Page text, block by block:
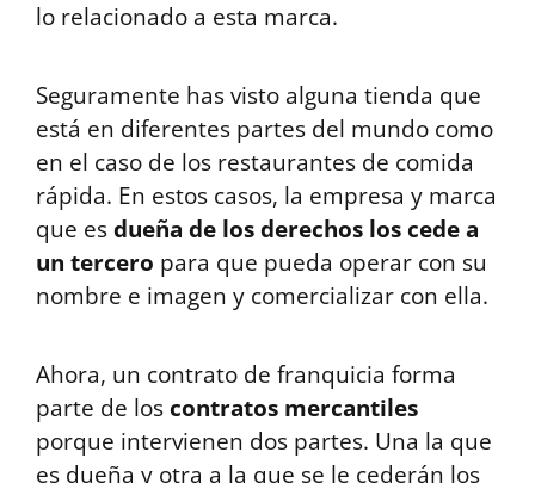
lo relacionado a esta marca.
Seguramente has visto alguna tienda que
está en diferentes partes del mundo como
en el caso de los restaurantes de comida
rápida. En estos casos, la empresa y marca
que esdueña de los derechos los cede a
un tercero para que pueda operar con su
nombre e imagen y comercializar con ella.
Ahora, un contrato de franquicia forma
parte de loscontratos mercantiles
porque intervienen dos partes. Una la que
es dueña y otra a la que se le cederán los